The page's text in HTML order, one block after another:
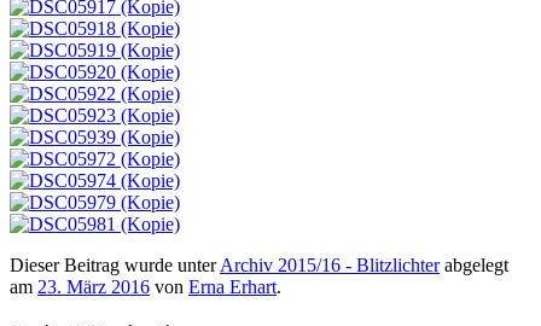
Dieser Beitrag wurde unterArchiv 2015/16 - Blitzlichterabgelegt
am 23. März 2016 von Erna Erhart.